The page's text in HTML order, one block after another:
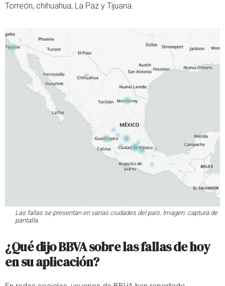
Torreón, chihuahua, La Paz y Tijuana.
Las fallas se presentan en varias ciudades del país. Imagen: captura de
pantalla.
¿Qué dijo BBVA sobre las fallas de hoy
en su aplicación?